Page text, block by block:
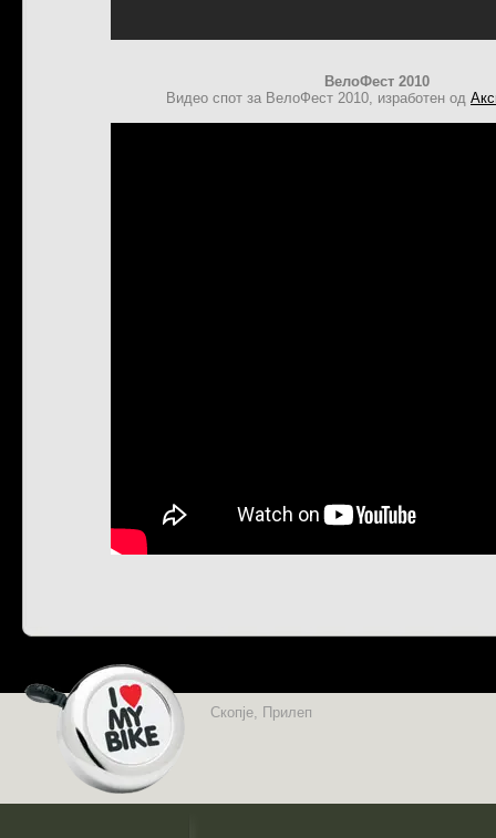
ВелоФест 2010
Видео спот за ВелоФест 2010, изработен од
Скопје, Прилеп